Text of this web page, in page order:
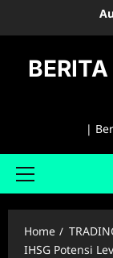
|
Primary
Home
IHSG Potensi